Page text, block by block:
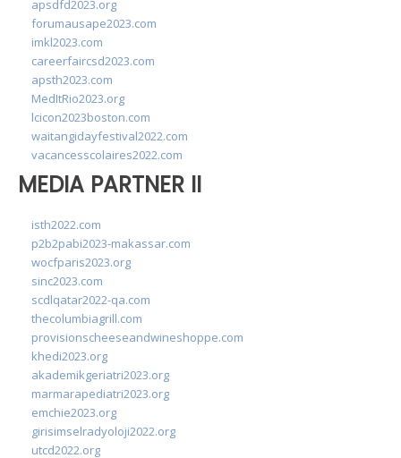
apsdfd2023.org
forumausape2023.com
imkl2023.com
careerfaircsd2023.com
apsth2023.com
MedItRio2023.org
lcicon2023boston.com
waitangidayfestival2022.com
vacancesscolaires2022.com
MEDIA PARTNER II
isth2022.com
p2b2pabi2023-makassar.com
wocfparis2023.org
sinc2023.com
scdlqatar2022-qa.com
thecolumbiagrill.com
provisionscheeseandwineshoppe.com
khedi2023.org
akademikgeriatri2023.org
marmarapediatri2023.org
emchie2023.org
girisimselradyoloji2022.org
utcd2022.org